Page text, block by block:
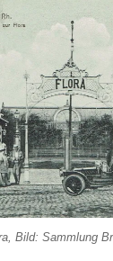
Bild: Sammlung